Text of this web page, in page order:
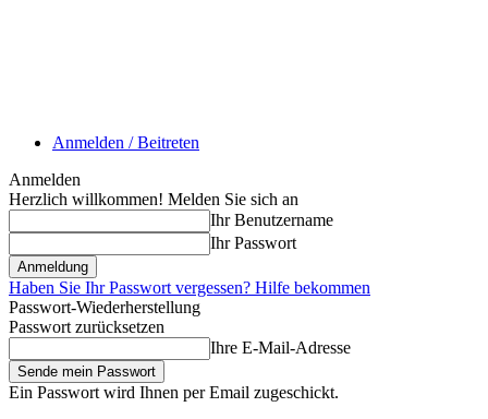
Anmelden / Beitreten
Anmelden
Herzlich willkommen! Melden Sie sich an
Ihr Benutzername
Ihr Passwort
Haben Sie Ihr Passwort vergessen? Hilfe bekommen
Passwort-Wiederherstellung
Passwort zurücksetzen
Ihre E-Mail-Adresse
Ein Passwort wird Ihnen per Email zugeschickt.